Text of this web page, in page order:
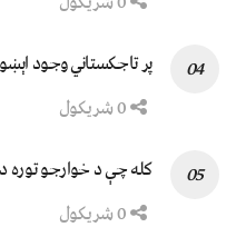
پر تاجکستاني وجود
کله چې د خوارجو توره